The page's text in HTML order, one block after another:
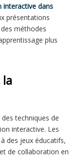
interactive dans
présentations
méthodes
plus
techniques de
interactive. Les
des jeux éducatifs,
de collaboration en